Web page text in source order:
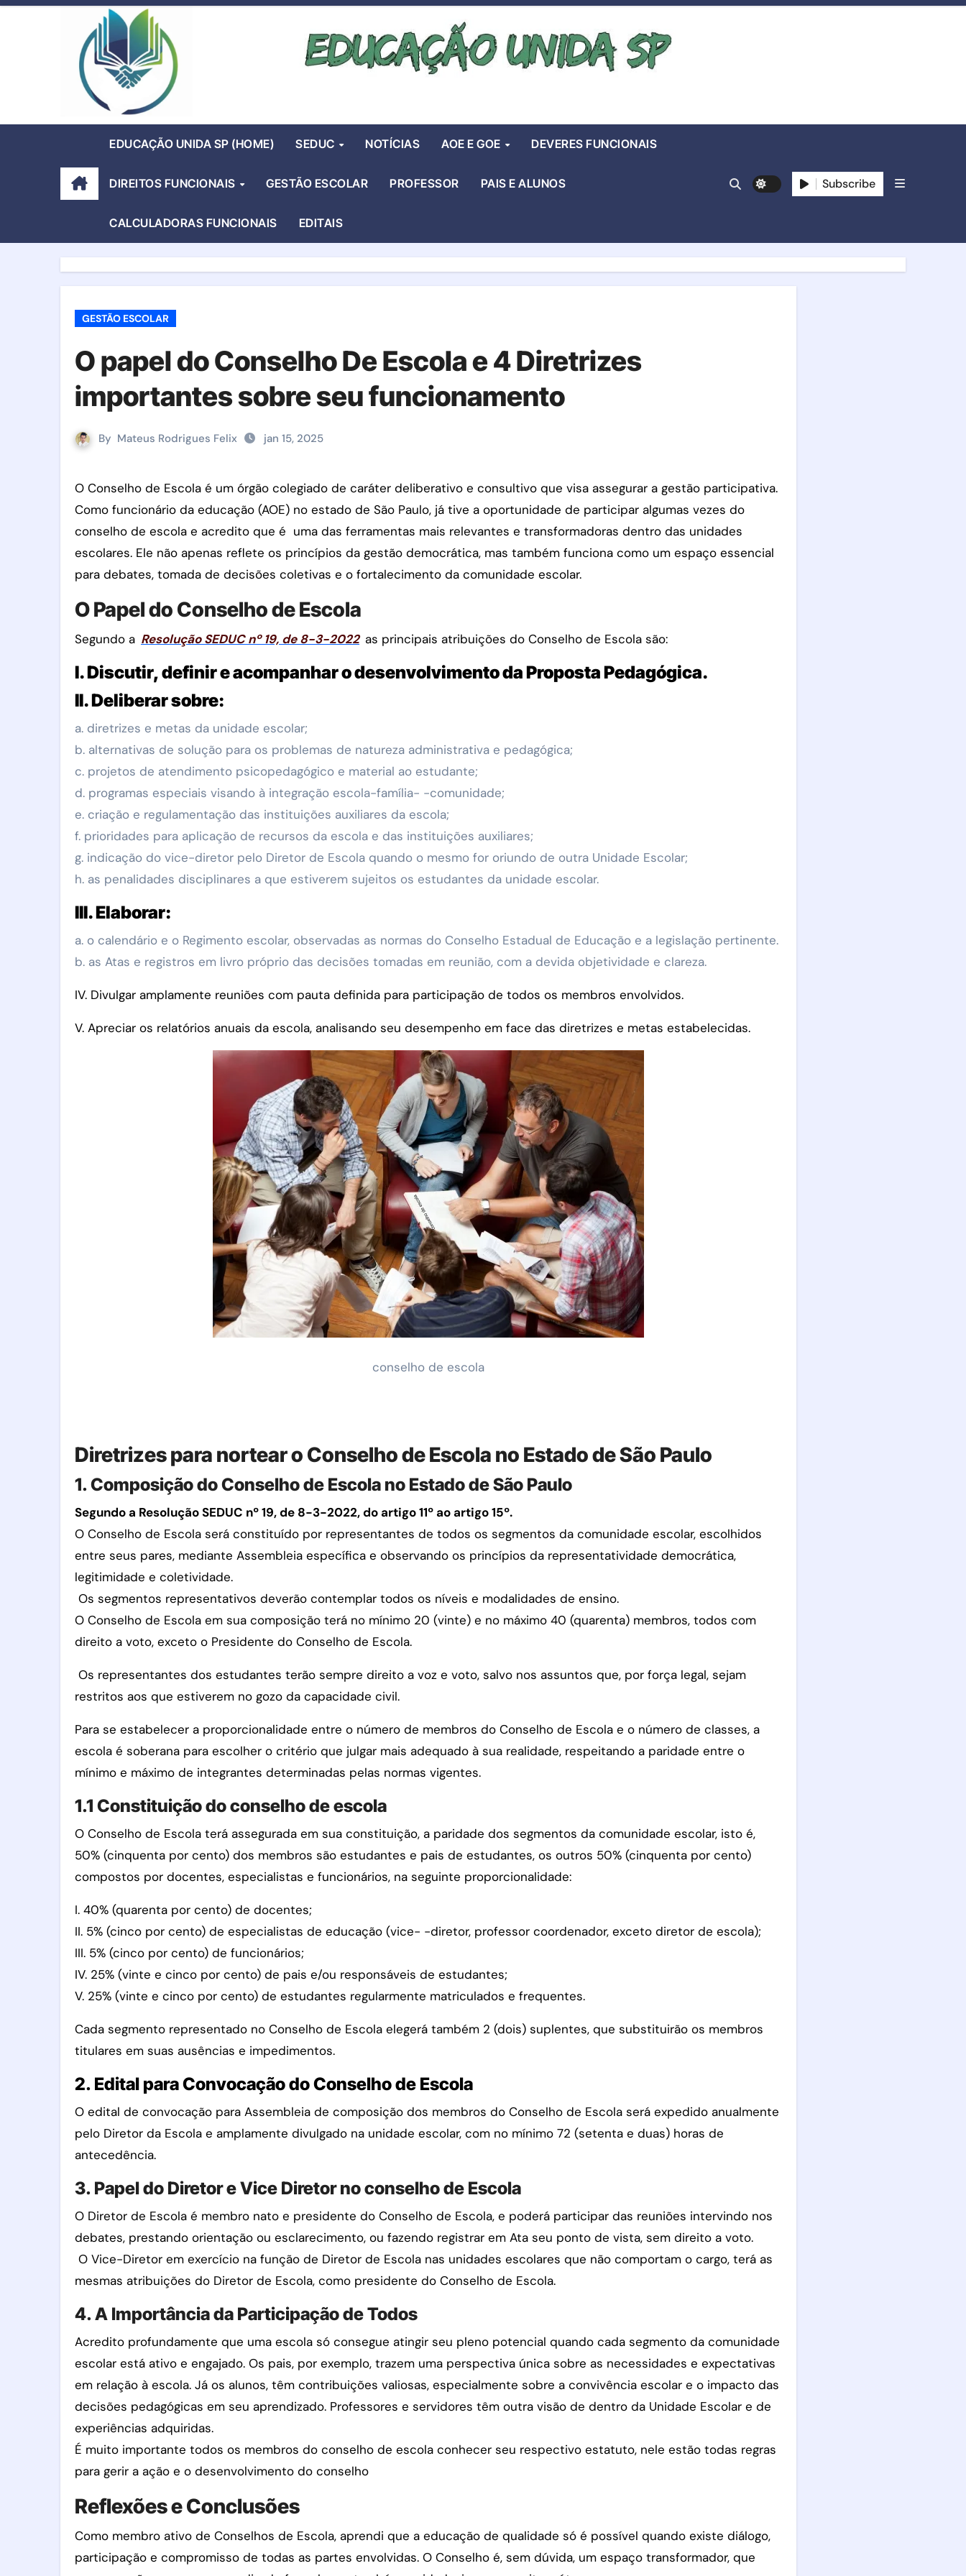
Skip
EDUCAÇÃO UNIDA SP (HOME) SEDUC NOTÍCIAS AOE E GOE DEVERES FUNCIONAIS
DIREITOS FUNCIONAIS GESTÃO ESCOLAR PROFESSOR PAIS E ALUNOS
CALCULADORAS FUNCIONAIS EDITAIS
Subscribe
GESTÃO ESCOLAR
O papel do Conselho De Escola e 4 Diretrizes
importantes sobre seu funcionamento
By Mateus Rodrigues Felix jan 15, 2025
O Conselho de Escola é um órgão colegiado de caráter deliberativo e consultivo que visa assegurar a gestão participativa.
Como funcionário da educação (AOE) no estado de São Paulo, já tive a oportunidade de participar algumas vezes do
conselho de escola e acredito que é uma das ferramentas mais relevantes e transformadoras dentro das unidades
escolares. Ele não apenas reflete os princípios da gestão democrática, mas também funciona como um espaço essencial
para debates, tomada de decisões coletivas e o fortalecimento da comunidade escolar.
O Papel do Conselho de Escola
Segundo a Resolução SEDUC nº 19, de 8-3-2022 as principais atribuições do Conselho de Escola são:
I. Discutir, definir e acompanhar o desenvolvimento da Proposta Pedagógica.
II. Deliberar sobre:
a. diretrizes e metas da unidade escolar;
b. alternativas de solução para os problemas de natureza administrativa e pedagógica;
c. projetos de atendimento psicopedagógico e material ao estudante;
d. programas especiais visando à integração escola-família- -comunidade;
e. criação e regulamentação das instituições auxiliares da escola;
f. prioridades para aplicação de recursos da escola e das instituições auxiliares;
g. indicação do vice-diretor pelo Diretor de Escola quando o mesmo for oriundo de outra Unidade Escolar;
h. as penalidades disciplinares a que estiverem sujeitos os estudantes da unidade escolar.
III. Elaborar:
a. o calendário e o Regimento escolar, observadas as normas do Conselho Estadual de Educação e a legislação pertinente.
b. as Atas e registros em livro próprio das decisões tomadas em reunião, com a devida objetividade e clareza.
IV. Divulgar amplamente reuniões com pauta definida para participação de todos os membros envolvidos.
V. Apreciar os relatórios anuais da escola, analisando seu desempenho em face das diretrizes e metas estabelecidas.
conselho de escola
Diretrizes para nortear o Conselho de Escola no Estado de São Paulo
1. Composição do Conselho de Escola no Estado de São Paulo
Segundo a Resolução SEDUC nº 19, de 8-3-2022, do artigo 11º ao artigo 15º.
O Conselho de Escola será constituído por representantes de todos os segmentos da comunidade escolar, escolhidos
entre seus pares, mediante Assembleia específica e observando os princípios da representatividade democrática,
legitimidade e coletividade.
Os segmentos representativos deverão contemplar todos os níveis e modalidades de ensino.
O Conselho de Escola em sua composição terá no mínimo 20 (vinte) e no máximo 40 (quarenta) membros, todos com
direito a voto, exceto o Presidente do Conselho de Escola.
Os representantes dos estudantes terão sempre direito a voz e voto, salvo nos assuntos que, por força legal, sejam
restritos aos que estiverem no gozo da capacidade civil.
Para se estabelecer a proporcionalidade entre o número de membros do Conselho de Escola e o número de classes, a
escola é soberana para escolher o critério que julgar mais adequado à sua realidade, respeitando a paridade entre o
mínimo e máximo de integrantes determinadas pelas normas vigentes.
1.1 Constituição do conselho de escola
O Conselho de Escola terá assegurada em sua constituição, a paridade dos segmentos da comunidade escolar, isto é,
50% (cinquenta por cento) dos membros são estudantes e pais de estudantes, os outros 50% (cinquenta por cento)
compostos por docentes, especialistas e funcionários, na seguinte proporcionalidade:
I. 40% (quarenta por cento) de docentes;
II. 5% (cinco por cento) de especialistas de educação (vice- -diretor, professor coordenador, exceto diretor de escola);
III. 5% (cinco por cento) de funcionários;
IV. 25% (vinte e cinco por cento) de pais e/ou responsáveis de estudantes;
V. 25% (vinte e cinco por cento) de estudantes regularmente matriculados e frequentes.
Cada segmento representado no Conselho de Escola elegerá também 2 (dois) suplentes, que substituirão os membros
titulares em suas ausências e impedimentos.
2. Edital para Convocação do Conselho de Escola
O edital de convocação para Assembleia de composição dos membros do Conselho de Escola será expedido anualmente
pelo Diretor da Escola e amplamente divulgado na unidade escolar, com no mínimo 72 (setenta e duas) horas de
antecedência.
3. Papel do Diretor e Vice Diretor no conselho de Escola
O Diretor de Escola é membro nato e presidente do Conselho de Escola, e poderá participar das reuniões intervindo nos
debates, prestando orientação ou esclarecimento, ou fazendo registrar em Ata seu ponto de vista, sem direito a voto.
O Vice-Diretor em exercício na função de Diretor de Escola nas unidades escolares que não comportam o cargo, terá as
mesmas atribuições do Diretor de Escola, como presidente do Conselho de Escola.
4. A Importância da Participação de Todos
Acredito profundamente que uma escola só consegue atingir seu pleno potencial quando cada segmento da comunidade
escolar está ativo e engajado. Os pais, por exemplo, trazem uma perspectiva única sobre as necessidades e expectativas
em relação à escola. Já os alunos, têm contribuições valiosas, especialmente sobre a convivência escolar e o impacto das
decisões pedagógicas em seu aprendizado. Professores e servidores têm outra visão de dentro da Unidade Escolar e de
experiências adquiridas.
É muito importante todos os membros do conselho de escola conhecer seu respectivo estatuto, nele estão todas regras
para gerir a ação e o desenvolvimento do conselho
Reflexões e Conclusões
Como membro ativo de Conselhos de Escola, aprendi que a educação de qualidade só é possível quando existe diálogo,
participação e compromisso de todas as partes envolvidas. O Conselho é, sem dúvida, um espaço transformador, que